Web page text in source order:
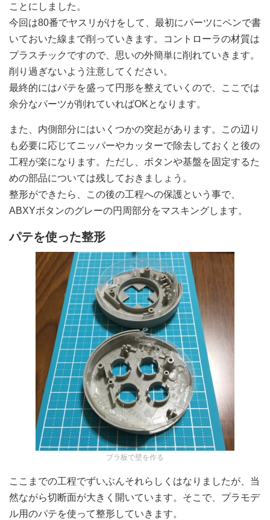
ことにしました。
今回は80番でヤスリがけをして、最初にパーツにペンで書
いておいた線まで削っていきます。コントローラの材質は
プラスチックですので、思いの外簡単に削れていきます。
削り過ぎないよう注意してください。
最終的にはパテを盛って円形を整えていくので、ここでは
余分なパーツが削れていればOKとなります。
また、内側部分にはいくつかの突起があります。この辺り
も必要に応じてニッパーやカッターで除去しておくと後の
工程が楽になります。ただし、ボタンや基盤を固定するた
めの部品については残しておきましょう。
整形ができたら、この後の工程への保護という事で、
ABXYボタンのグレーの円周部分をマスキングします。
パテを使った整形
プラ板で壁を作る
ここまでの工程でずいぶんそれらしくはなりましたが、当
然ながら切断面が大きく開いています。そこで、プラモデ
ル用のパテを使って整形していきます。